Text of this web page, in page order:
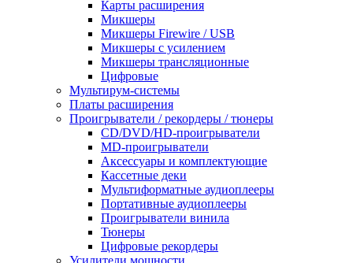
Карты расширения
Микшеры
Микшеры Firewire / USB
Микшеры с усилением
Микшеры трансляционные
Цифровые
Мультирум-системы
Платы расширения
Проигрыватели / рекордеры / тюнеры
CD/DVD/HD-проигрыватели
MD-проигрыватели
Аксессуары и комплектующие
Кассетные деки
Мультиформатные аудиоплееры
Портативные аудиоплееры
Проигрыватели винила
Тюнеры
Цифровые рекордеры
Усилители мощности